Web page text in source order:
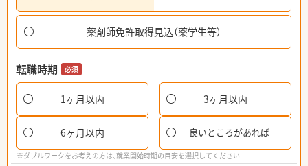
薬剤師免許取得見込（薬学生等）
転職時期 必須
1ヶ月以内 3ヶ月以内
6ヶ月以内 良いところがあれば
※ダブルワークをお考えの方は、就業開始時期の目安を選択してください